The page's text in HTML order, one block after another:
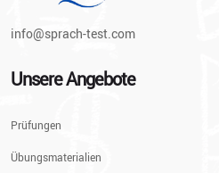
info@sprach-test.com
Unsere Angebote
Prüfungen
Übungsmaterialien